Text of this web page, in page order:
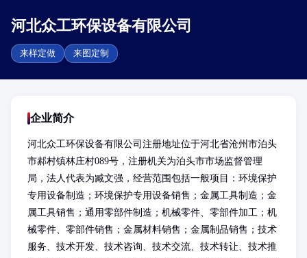
河北众工环保设备有限公司
来样定做 来图定制
企业简介
河北众工环保设备有限公司注册地址位于河北省沧州市泊头
市郝村镇林庄村089号，注册机关为泊头市市场监督管理
局，法人代表为臧文强，经营范围包括一般项目：环境保护
专用设备制造；环境保护专用设备销售；金属工具制造；金
属工具销售；通用零部件制造；机械零件、零部件加工；机
械零件、零部件销售；金属材料销售；金属制品销售；技术
服务、技术开发、技术咨询、技术交流、技术转让、技术推